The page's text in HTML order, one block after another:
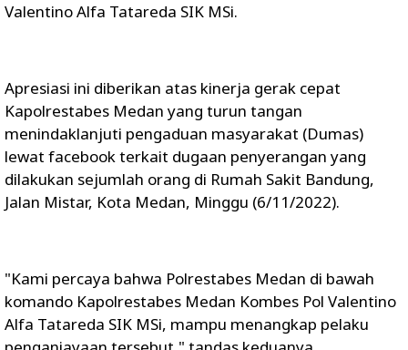
Valentino Alfa Tatareda SIK MSi.
Apresiasi ini diberikan atas kinerja gerak cepat
Kapolrestabes Medan yang turun tangan
menindaklanjuti pengaduan masyarakat (Dumas)
lewat facebook terkait dugaan penyerangan yang
dilakukan sejumlah orang di Rumah Sakit Bandung,
Jalan Mistar, Kota Medan, Minggu (6/11/2022).
"Kami percaya bahwa Polrestabes Medan di bawah
komando Kapolrestabes Medan Kombes Pol Valentino
Alfa Tatareda SIK MSi, mampu menangkap pelaku